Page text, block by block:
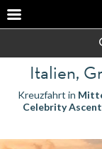
Italien,
Kreuzfahrt in
Celebrity Ascent